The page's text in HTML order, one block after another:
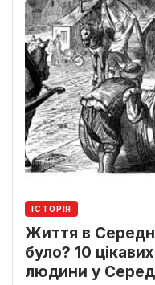
ІСТОРІЯ
Життя в
було? 10
людини у